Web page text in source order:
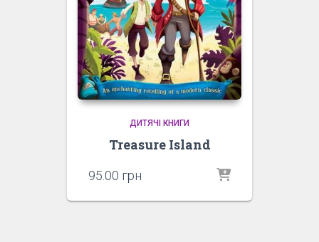
ДИТЯЧІ КНИГИ
Treasure Island
95.00 грн